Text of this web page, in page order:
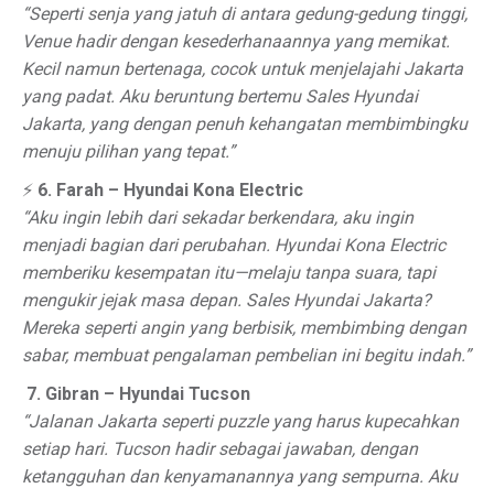
“Seperti senja yang jatuh di antara gedung-gedung tinggi,
Venue hadir dengan kesederhanaannya yang memikat.
Kecil namun bertenaga, cocok untuk menjelajahi Jakarta
yang padat. Aku beruntung bertemu Sales Hyundai
Jakarta, yang dengan penuh kehangatan membimbingku
menuju pilihan yang tepat.”
⚡ 6. Farah – Hyundai Kona Electric
“Aku ingin lebih dari sekadar berkendara, aku ingin
menjadi bagian dari perubahan. Hyundai Kona Electric
memberiku kesempatan itu—melaju tanpa suara, tapi
mengukir jejak masa depan. Sales Hyundai Jakarta?
Mereka seperti angin yang berbisik, membimbing dengan
sabar, membuat pengalaman pembelian ini begitu indah.”
7. Gibran – Hyundai Tucson
“Jalanan Jakarta seperti puzzle yang harus kupecahkan
setiap hari. Tucson hadir sebagai jawaban, dengan
ketangguhan dan kenyamanannya yang sempurna. Aku